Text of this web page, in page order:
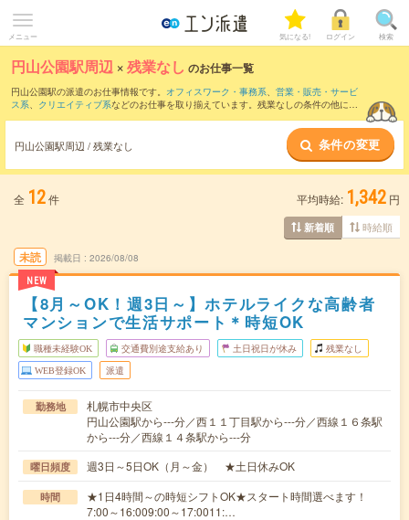
メニュー 気になる! ログイン 検索
円山公園駅周辺 ×残業なし のお仕事一覧
円山公園駅の派遣のお仕事情報です。 オフィスワーク・事務系、 営業・販売・サービ
ス系、 クリエイティブ系などのお仕事を取り揃えています。残業なしの条件の他に、
円山公園駅周辺 / 残業なし 条件の変更
全 12件 平均時給: 1,342 円
新着順 時給順
未読
NEW
掲載日 2026/08/08
【8月～OK！週3日～】ホテルライクな高齢者
マンションで生活サポート＊時短OK
職種未経験OK 交通費別途支給あり 土日祝日が休み 残業なし
WEB登録OK 派遣
勤務地
札幌市中央区
円山公園駅から---分／西１１丁目駅から---分／西線１６条駅
から---分／西線１４条駅から---分
曜日頻度 週3日～5日OK（月～金） ★土日休みOK
時間
★1日4時間～の時短シフトOK★スタート時間選べます！
7:00～16:009:00～17:0011:…